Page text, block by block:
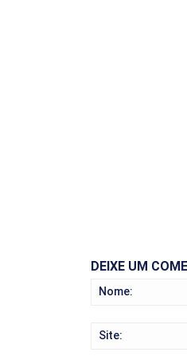
DEIXE UM